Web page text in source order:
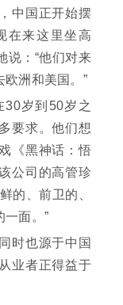
中国正开始摆
在来这里坐高
说：“他们对来
洲和美国。”
30岁到50岁之
要求。他们想
《黑神话：悟
公司的高管珍
的、前卫的、
一面。”
时也源于中国
业者正得益于